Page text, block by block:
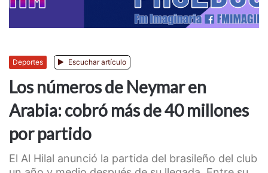
Deportes Escuchar artículo
Los números de Neymar en
Arabia: cobró más de 40 millones
por partido
El Al Hilal anunció la partida del brasileño del club